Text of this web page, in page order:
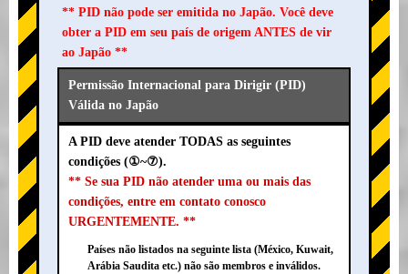
** PID não pode ser emitida no Japão. Você deve
obter a PID em seu país de origem ANTES de vir
ao Japão **
Permissão Internacional para Dirigir (PID)
Válida no Japão
A PID deve atender TODAS as seguintes
condições (①~⑦).
** Se sua PID não atender uma ou mais das
condições, entre em contato conosco
URGENTEMENTE. **
Países não listados na seguinte lista (México, Kuwait,
Arábia Saudita etc.) não são membros e inválidos.